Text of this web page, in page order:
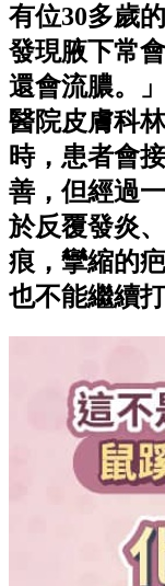
有位30多歲
發現腋下常
還會流膿。
醫院皮膚科
時，患者會
善，但經過
於反覆發炎
痕，攣縮的
也不能繼續打